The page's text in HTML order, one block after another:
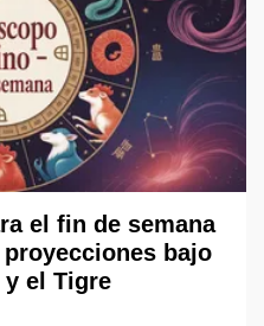
el fin de semana
bajo
y el Tigre